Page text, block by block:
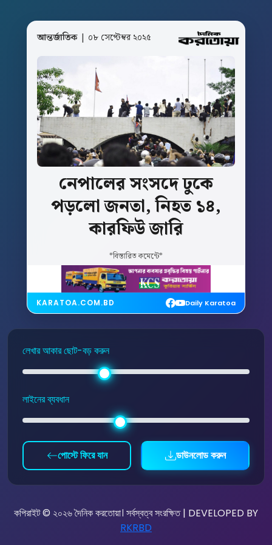
আন্তর্জাতিক | ০৮ সেপ্টেম্বর ২০২৫
নেপালেরসংসদেঢুকে
পড়লোজনতা,নিহত ১৪,
কারফিউজারি
*বিস্তারিত কমেন্টে*
KARATOA.COM.BD Daily Karatoa
লেখার আকার ছোট-বড় করুন
লাইনের ব্যবধান
পোস্টে ফিরে যান ডাউনলোড করুন
কপিরাইট © ২০২৬ দৈনিক করতোয়া। সর্বস্বত্ব সংরক্ষিত | DEVELOPED BY
RKRBD